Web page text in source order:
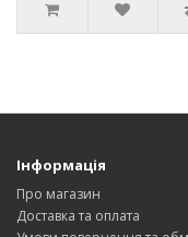
Інформація
Про магазин
Доставка та оплата